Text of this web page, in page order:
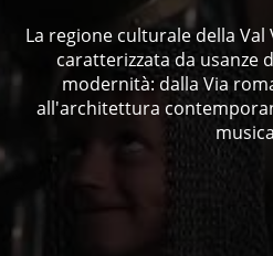
La regione culturale della Val
caratterizzata da usanze
modernità: dalla Via
all'architettura